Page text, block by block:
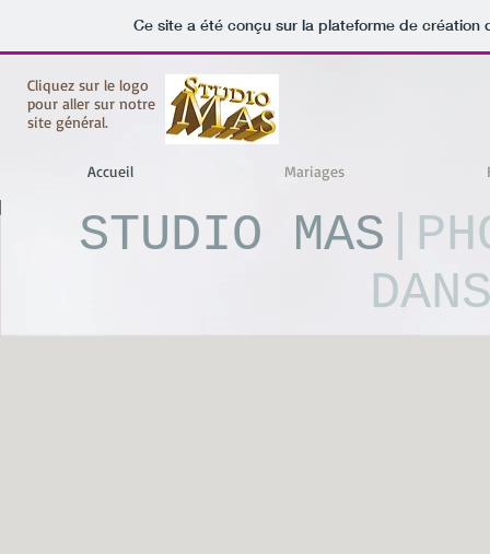
Ce site a été conçu sur la plateforme de création
Cliquez sur le logo
pour aller sur notre
site général.
Accueil Mariages
STUDIO MAS